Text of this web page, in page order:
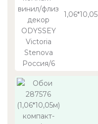
1,06*10,05